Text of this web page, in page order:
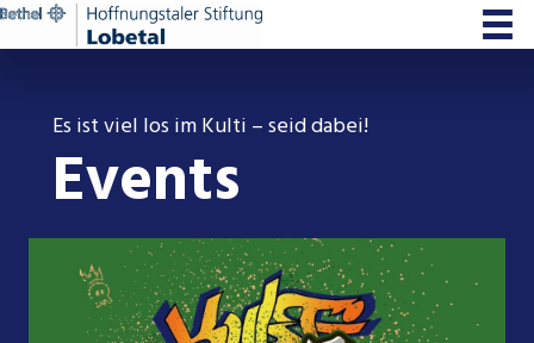
Zum
Inhalt
Es ist viel los im Kulti – seid dabei!
Events